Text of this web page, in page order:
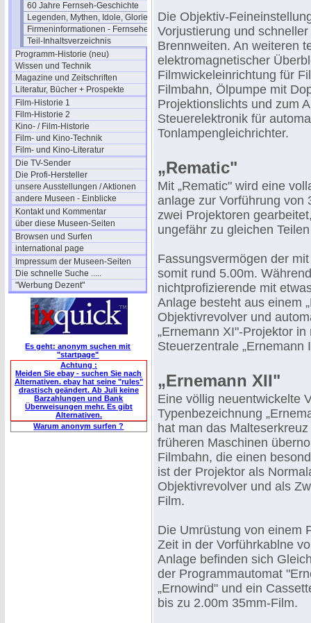
60 Jahre Fernseh-Geschichte
Legenden, Mythen, Idole, Glorie
Firmeninformationen - Fernsehen
Teil-Inhaltsverzeichnis
Programm-Historie (neu)
Wissen und Technik
Magazine und Zeitschriften
Literatur, Bücher + Prospekte
Film-Historie 1
Film-Historie 2
Kino- / Film-Historie
Film- und Kino-Technik
Film- und Kino-Literatur
Die TV-Sender
Die Profi-Hersteller
unsere Ausstellungen / Aktionen
andere Museen - Einblicke
Kontakt und Kommentar
über diese Museen-Seiten
Browsen und Surfen
international page
Impressum der Museen-Seiten
Die schnelle Suche .....
"Werbung Dezent"
Es geht: anonym suchen mit
"startpage"
Achtung :
Meiden Sie ebay - suchen Sie nach
Alternativen. ebay hat seine "rules"
drastisch geändert. Ab Juli keine
Barzahlungen und Bank
Überweisungen mehr. Es gibt
Alternativen.
Warum anonym surfen ?
Die Objektiv-
Vorjustierung und
Brennweiten. An weiteren
elektromagnetischer
Filmwickeleinrichtung für
Filmbahn, Ölpumpe mit
Projektionslichts und zum
Steuerelektronik für
Tonlampengleichrichter.
„Rematic"
Mit „Rematic" wird eine
anlage zur Vorführung von
zwei Projektoren
ungefähr zu gleichen
Fassungsvermögen der
somit rund 5.00m.
nichtprofizierende mit
Anlage besteht aus einem
Objektivrevolver und
„Ernemann XI"-Projektor
Steuerzentrale „Ernemann
„Ernemann XII"
Eine völlig neuentwickelte
Typenbezeichnung
hat man das
früheren Maschinen
Filmbahn, die einen
ist der Projektor als
Objektivrevolver und als
Film.
Die Umrüstung von einem
Zeit in der Vorführkablne
Anlage befinden sich
der Programmautomat
„Ernowind" und ein
bis zu 2.00m 35mm-Film.